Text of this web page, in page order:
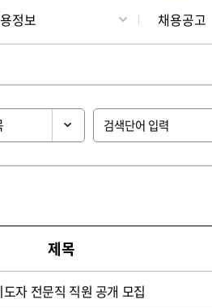
정보 채용공고
제목
자 전문직 직원 공개 모집